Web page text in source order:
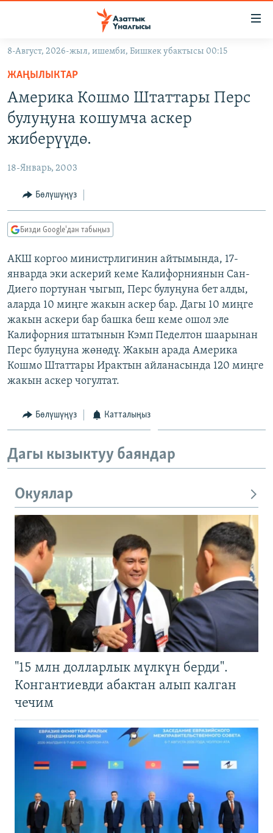
Навигацияга
өтүңүз
Издөөгө
салыңызКЫРГЫЗСТАН
САЯСАТ
МАДАНИЯТ
ДҮЙНӨ
ДҮЙНӨ
УКРАИНА
ТВ ПРОГРАММАЛАР
БҮГҮН АЗАТТЫКТА
ДАНИСТЕ
АЗАТТЫК+
ЫҢГАЙСЫЗ СУРООЛОР
ПОДКАСТ
ОНЛАЙН ШЕРИНЕ
ЭЕ/АРнун бардык сайттары
8-Август, 2026-жыл, ишемби, Бишкек убактысы 00:15
ЖАҢЫЛЫКТАР
Америка Кошмо Штаттары Перс
булуңуна кошумча аскер
жиберүүдө.
18-Январь, 2003
Бөлүшүңүз
Бизди Google'дан табыңыз
АКШ коргоо министрлигинин айтымында, 17-
январда эки аскерий кеме Калифорниянын Сан-
Диего портунан чыгып, Перс булуңуна бет алды,
аларда 10 миңге жакын аскер бар. Дагы 10 миңге
жакын аскери бар башка беш кеме ошол эле
Калифорния штатынын Кэмп Педелтон шаарынан
Перс булуңуна жөнөдү. Жакын арада Америка
Кошмо Штаттары Ирактын айланасында 120 миңге
жакын аскер чогултат.
Бөлүшүңүз Катталыңыз
Дагы кызыктуу баяндар
Окуялар
"15 млн долларлык мүлкүн берди".
Конгантиевди абактан алып калган
чечим